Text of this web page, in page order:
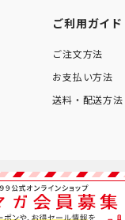
ご利用ガイド
ご注文方法
お支払い方法
送料・配送方法